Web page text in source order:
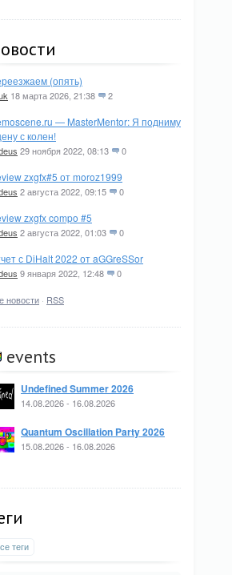
(опять)
18 марта 2026, 21:38 2
— MasterMentor: Я подниму
с колен!
29 ноября 2022, 08:13 0
zxgfx#5 от moroz1999
2 августа 2022, 09:15 0
zxgfx compo #5
2 августа 2022, 01:03 0
с DiHalt 2022 от aGGreSSor
9 января 2022, 12:48 0
новости · RSS
events
Undefined Summer 2026
14.08.2026 - 16.08.2026
Quantum Oscillation Party 2026
15.08.2026 - 16.08.2026
теги